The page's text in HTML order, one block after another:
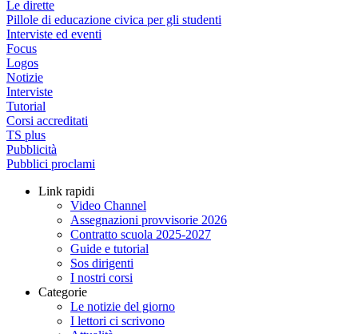
Le dirette
Pillole di educazione civica per gli studenti
Interviste ed eventi
Focus
Logos
Notizie
Interviste
Tutorial
Corsi accreditati
TS plus
Pubblicità
Pubblici proclami
Link rapidi
Video Channel
Assegnazioni provvisorie 2026
Contratto scuola 2025-2027
Guide e tutorial
Sos dirigenti
I nostri corsi
Categorie
Le notizie del giorno
I lettori ci scrivono